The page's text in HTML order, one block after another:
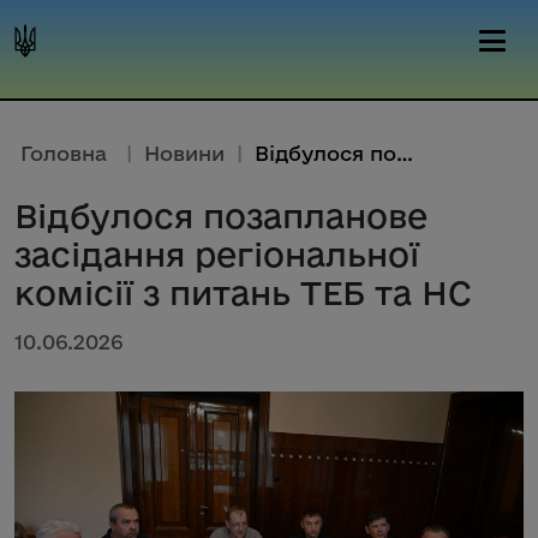
Головна | Новини | Відбулося позапланове засіданн...
Відбулося позапланове
засідання регіональної
комісії з питань ТЕБ та НС
10.06.2026